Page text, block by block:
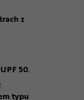
z
UPF 50.
typu